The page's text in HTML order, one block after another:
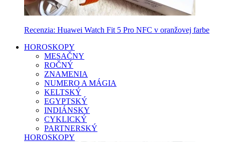
Recenzia: Huawei Watch Fit 5 Pro NFC v oranžovej farbe
HOROSKOPY
MESAČNY
ROČNÝ
ZNAMENIA
NUMERO A MÁGIA
KELTSKÝ
EGYPTSKÝ
INDIÁNSKY
CYKLICKÝ
PARTNERSKÝ
HOROSKOPY